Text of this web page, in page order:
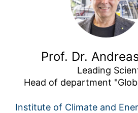
Prof. Dr.
Leading
Head of department
Institute of Climate and